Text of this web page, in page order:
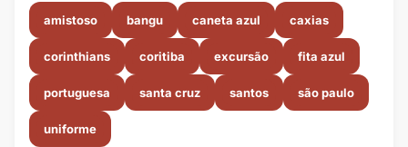
amistoso bangu caneta azul caxias
corinthians coritiba excursão fita azul
portuguesa santa cruz santos são paulo
uniforme